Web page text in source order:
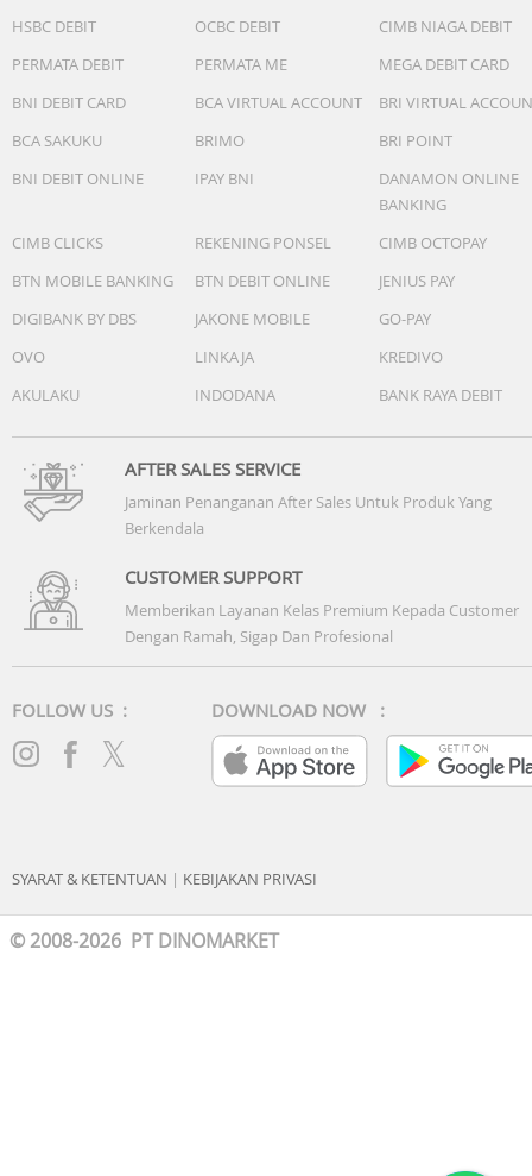
HSBC DEBIT
OCBC DEBIT
CIMB NIAGA DEBIT
PERMATA DEBIT
PERMATA ME
MEGA DEBIT CARD
BNI DEBIT CARD
BCA VIRTUAL ACCOUNT
BRI VIRTUAL
BCA SAKUKU
BRIMO
BRI POINT
BNI DEBIT ONLINE
IPAY BNI
DANAMON ONLINE
BANKING
CIMB CLICKS
REKENING PONSEL
CIMB OCTOPAY
BTN MOBILE BANKING
BTN DEBIT ONLINE
JENIUS PAY
DIGIBANK BY DBS
JAKONE MOBILE
GO-PAY
OVO
LINKAJA
KREDIVO
AKULAKU
INDODANA BANK RAYA DEBIT
AFTER SALES SERVICE
Jaminan Penanganan After Sales Untuk Produk Yang
Berkendala
CUSTOMER SUPPORT
Memberikan Layanan Kelas Premium Kepada Customer
Dengan Ramah, Sigap Dan Profesional
FOLLOW US : DOWNLOAD NOW :
SYARAT & KETENTUAN | KEBIJAKAN PRIVASI
© 2008-2026 PT DINOMARKET